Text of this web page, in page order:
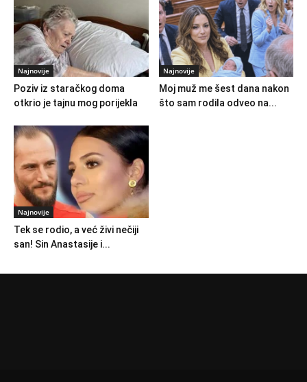
Najnovije
Poziv iz staračkog doma
otkrio je tajnu mog porijekla
Najnovije
Moj muž me šest dana nakon
što sam rodila odveo na...
Najnovije
Tek se rodio, a već živi nečiji
san! Sin Anastasije i...